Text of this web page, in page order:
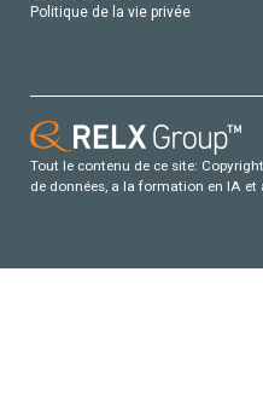
Politique de la vie privée
Tout le contenu de ce site:
de données, a la formation en IA